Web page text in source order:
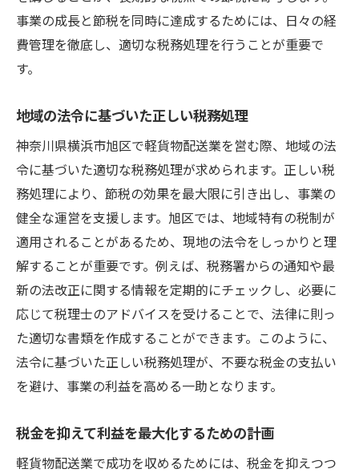
事業の成長と節税を同時に達成するためには、日々の経
費管理を徹底し、適切な税務処理を行うことが重要で
す。
地域の法令に基づいた正しい税務処理
神奈川県横浜市旭区で軽貨物配送業を営む際、地域の法
令に基づいた適切な税務処理が求められます。正しい税
務処理により、節税の効果を最大限に引き出し、事業の
健全な運営を支援します。旭区では、地域特有の税制が
適用されることがあるため、現地の法令をしっかりと理
解することが重要です。例えば、税務署からの通知や最
新の法改正に関する情報を定期的にチェックし、必要に
応じて税理士のアドバイスを受けることで、法律に則っ
た適切な書類を作成することができます。このように、
法令に基づいた正しい税務処理が、不要な税金の支払い
を避け、事業の利益を高める一助となります。
税金を抑えて利益を最大化するための計画
軽貨物配送業で成功を収めるためには、税金を抑えつつ